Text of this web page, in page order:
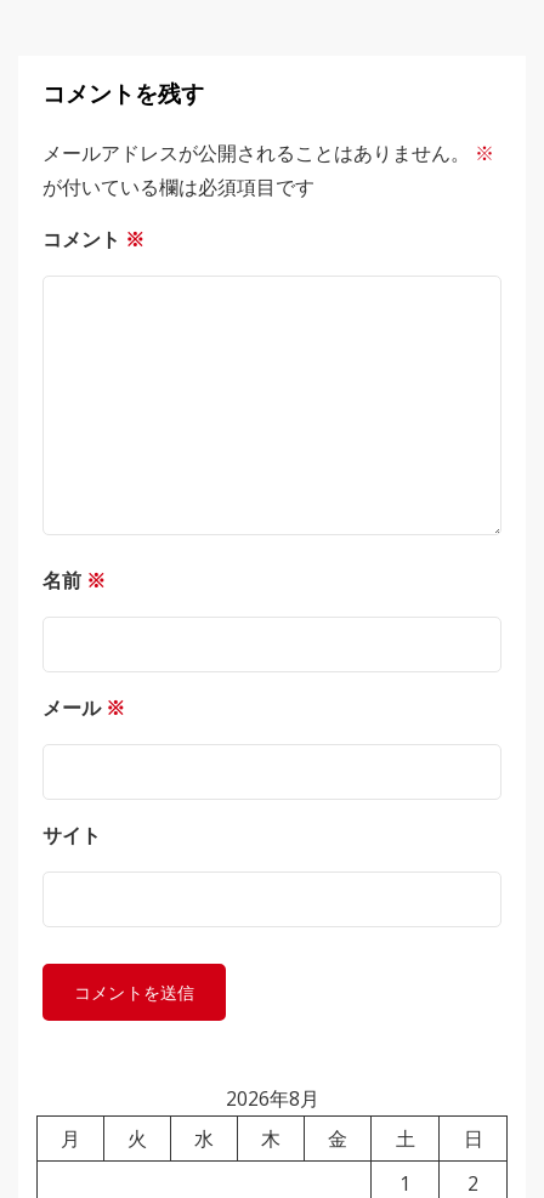
コメントを残す
メールアドレスが公開されることはありません。
※
が付いている欄は必須項目です
コメント ※
名前 ※
メール ※
サイト
2026年8月
月
火 水 木 金 土
日
1
2